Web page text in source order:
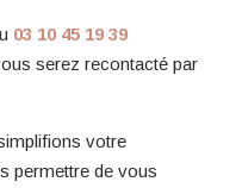
03 10 45 19 39
serez recontacté par
votre
permettre de vous